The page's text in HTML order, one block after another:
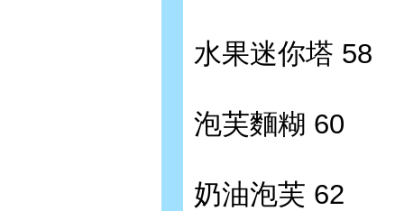
水果迷你塔 58
泡芙麵糊 60
奶油泡芙 62